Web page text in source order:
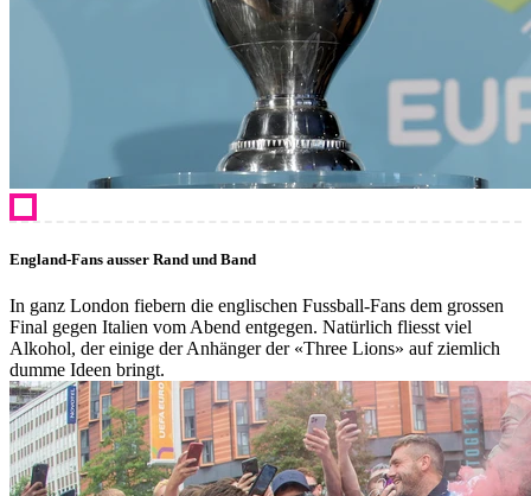
England-Fans ausser Rand und Band
In ganz London fiebern die englischen Fussball-Fans dem grossen
Final gegen Italien vom Abend entgegen. Natürlich fliesst viel
Alkohol, der einige der Anhänger der «Three Lions» auf ziemlich
dumme Ideen bringt.